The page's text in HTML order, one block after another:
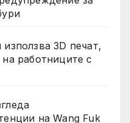
3D печат,
работниците с
на Wang Fuk